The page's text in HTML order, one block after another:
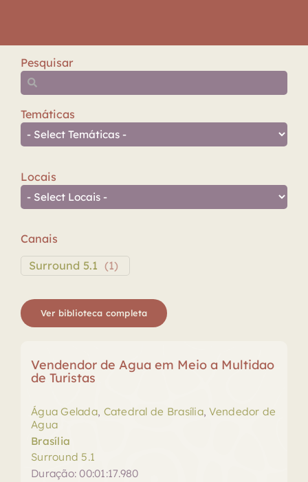
Pesquisar
Temáticas
Locais
Canais
Surround 5.1 (1)
Ver biblioteca completa
Vendendor de Agua em Meio a Multidao
de Turistas
Água Gelada, Catedral de Brasília,Vendedor de
Agua
Brasília
Surround 5.1
Duração: 00:01:17.980